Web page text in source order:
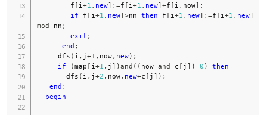
        f
[ i +1 , new] :=f [ i +1 , new]+f [ i , now] ;
if f [ i +1 , new]>nn then f [ i +1 , new] :=f [ i +1 , new]
mod nn ;
exit ;
end ;
     dfs
( i , j+1 , now, new) ;
if
(map [ i +1 , j ] )and ( ( now and c [ j ] )=0 )
then
       dfs
( i , j+2 , now, new+c [ j ] ) ;
end ;
begin